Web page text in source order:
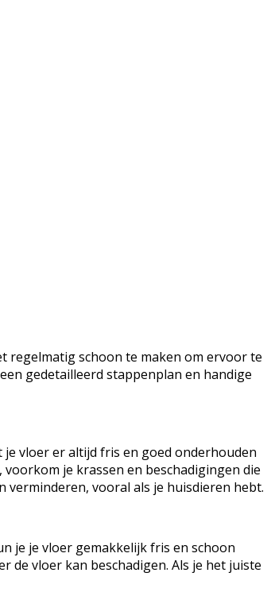
regelmatig schoon te maken om ervoor te
gedetailleerd stappenplan en handige
vloer er altijd fris en goed onderhouden
je krassen en beschadigingen die
verminderen, vooral als je huisdieren hebt.
je je vloer gemakkelijk fris en schoon
de vloer kan beschadigen. Als je het juiste